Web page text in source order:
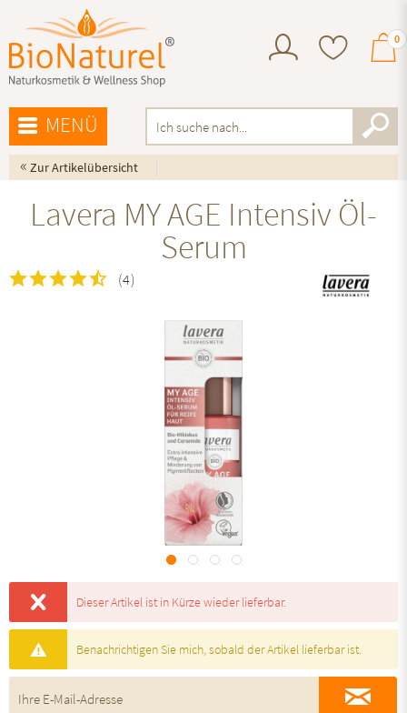
0
MENÜ
« Zur Artikelübersicht
Lavera MY AGE Intensiv Öl-
Serum
(4)
Dieser Artikel ist in Kürze wieder lieferbar.
Benachrichtigen Sie mich, sobald der Artikel lieferbar ist.